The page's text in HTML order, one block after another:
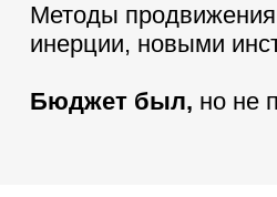
Методы продвижения
инерции, новыми
Бюджет был, но не